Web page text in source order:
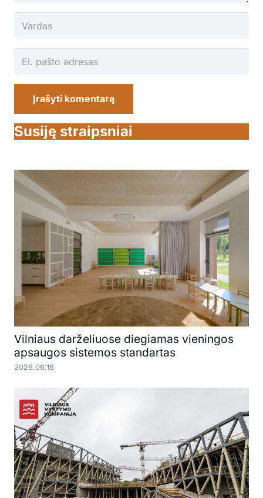
Įrašyti komentarą
Susiję straipsniai
Vilniaus darželiuose diegiamas vieningos
apsaugos sistemos standartas
2026.06.16